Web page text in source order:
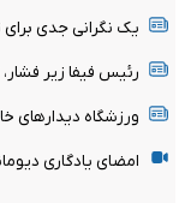
یک نگرانی جدی برای
رئیس فیفا زیر فشار،
ورزشگاه
امضای یادگاری